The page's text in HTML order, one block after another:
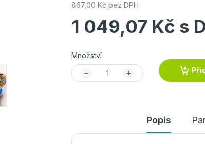
867,00 Kč bez DPH
1 049,07 Kč s
Množství
Popis